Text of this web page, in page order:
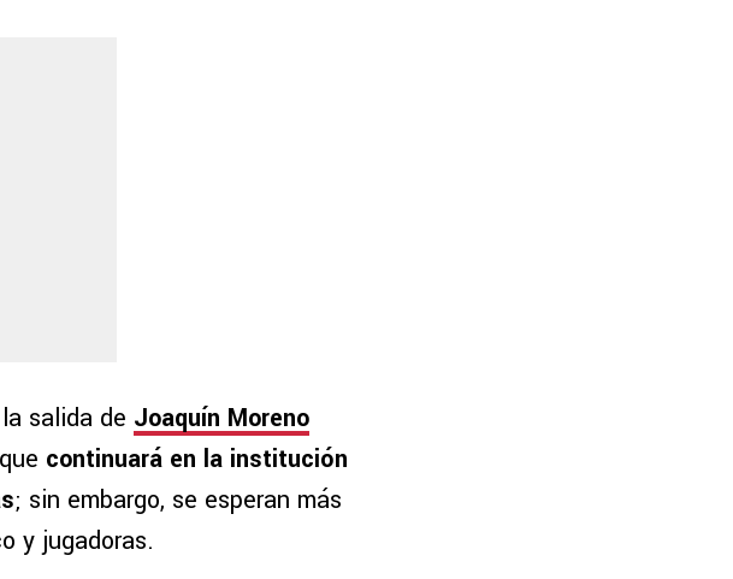
salida de Joaquín Moreno
continuará en la institución
; sin embargo, se esperan más
y jugadoras.